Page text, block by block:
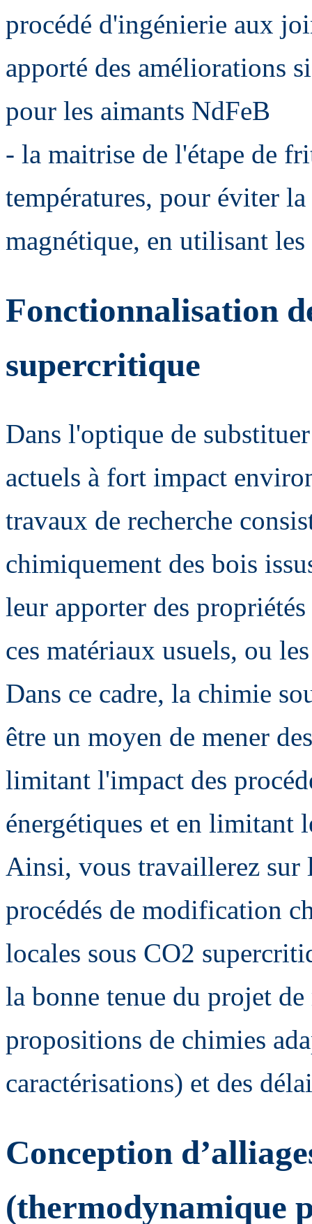
procédé d'ingénierie aux
apporté des améliorations
pour les aimants NdFeB
- la maitrise de l'étape de
températures, pour éviter
magnétique, en utilisant
Fonctionnalisation
supercritique
Dans l'optique de
actuels à fort impact
travaux de recherche
chimiquement des bois
leur apporter des
ces matériaux usuels, ou
Dans ce cadre, la chimie
être un moyen de mener
limitant l'impact des
énergétiques et en limitant
Ainsi, vous travaillerez sur
procédés de modification
locales sous CO2
la bonne tenue du projet
propositions de chimies
caractérisations) et des
Conception
(thermodynamique